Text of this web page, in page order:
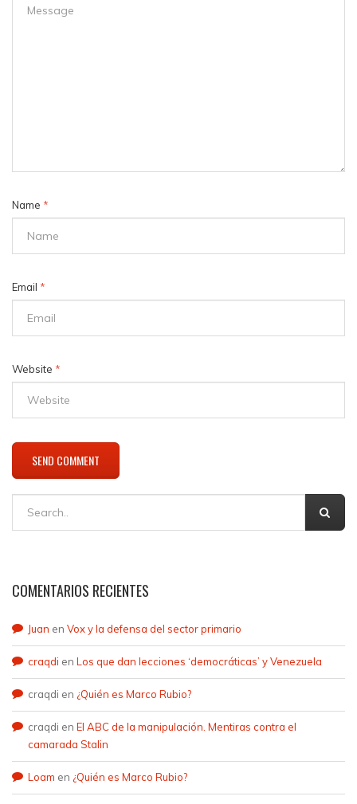
Name *
Email *
Website *
COMENTARIOS RECIENTES
Juan en Vox y la defensa del sector primario
craqdi en Los que dan lecciones ‘democráticas’ y Venezuela
craqdi en ¿Quién es Marco Rubio?
craqdi en El ABC de la manipulación. Mentiras contra el
camarada Stalin
Loam en ¿Quién es Marco Rubio?